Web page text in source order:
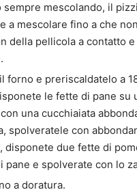
sempre mescolando, il
a mescolare fino a che
della pellicola a contatto e
forno e preriscaldatelo a
le fette di pane su
una cucchiaiata
spolveratele con
disponete due fette di
pane e spolverate con lo
a doratura.